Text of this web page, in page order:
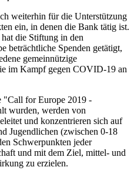
weiterhin für die Unterstützung
ein, in denen die Bank tätig ist.
die Stiftung in den
beträchtliche Spenden getätigt,
gemeinnützige
im Kampf gegen COVID-19 an
"Call for Europe 2019 -
wurden, werden von
und konzentrieren sich auf
Jugendlichen (zwischen 0-18
Schwerpunkten jeder
und mit dem Ziel, mittel- und
zu erzielen.